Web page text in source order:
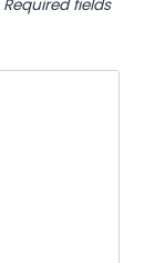
Required fields